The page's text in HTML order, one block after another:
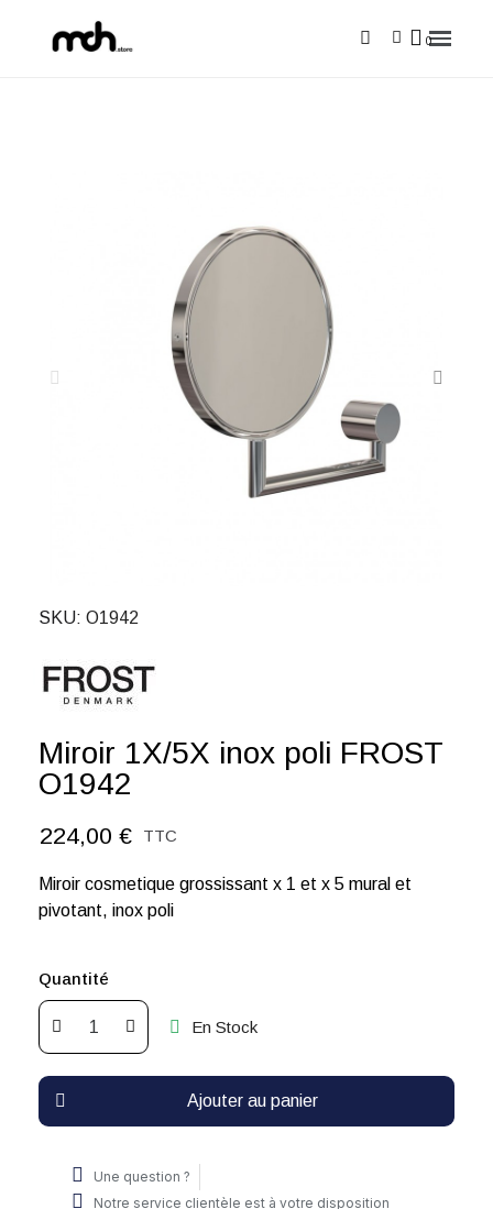
SKU O1942
Miroir 1X/5X inox poli FROST
O1942
224,00 € TTC
Miroir cosmetique grossissant x 1 et x 5 mural et
pivotant, inox poli
Quantité
En Stock
Ajouter au panier
Une question ?
Notre service clientèle est à votre disposition